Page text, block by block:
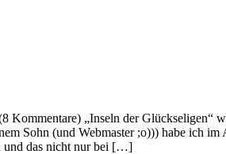
„Inseln der Glückseligen“
Sohn (und Webmaster ;o))) habe ich
und das nicht nur bei […]